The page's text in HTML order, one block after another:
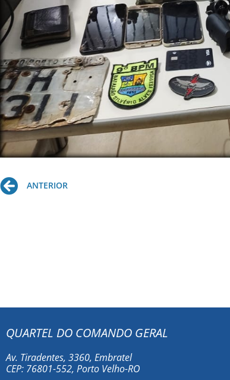
Prev
ANTERIOR
QUARTEL DO COMANDO GERAL
Av. Tiradentes, 3360, Embratel
CEP: 76801-552, Porto Velho-RO